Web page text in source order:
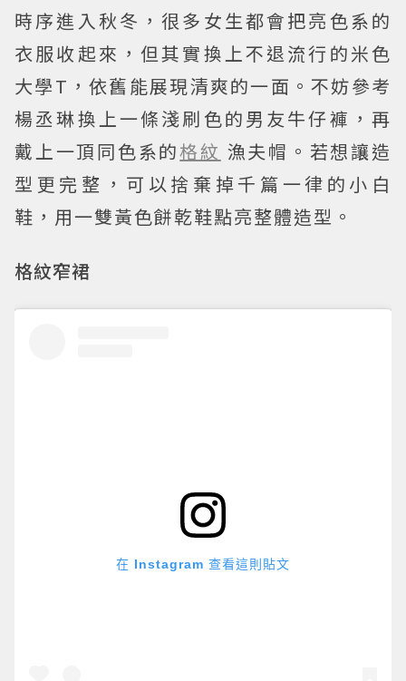
時序進入秋冬，很多女生都會把亮色系的
衣服收起來，但其實換上不退流行的米色
大學T，依舊能展現清爽的一面。不妨參考
楊丞琳換上一條淺刷色的男友牛仔褲，再
戴上一頂同色系的格紋 漁夫帽。若想讓造
型更完整，可以捨棄掉千篇一律的小白
鞋，用一雙黃色餅乾鞋點亮整體造型。
格紋窄裙
在 Instagram 查看這則貼文